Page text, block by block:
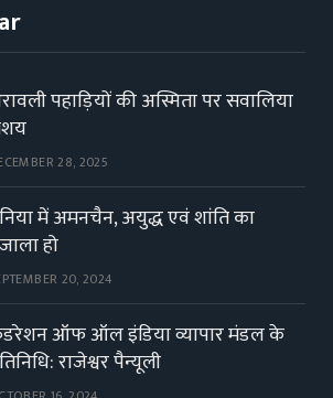
पहाड़ियों की अस्मिता पर सवालिया
28, 2025
में अमनचैन, अयुद्ध एवं शांति का
हो
20, 2024
ऑफ ऑल इंडिया व्यापार मंडल के
राजेश्वर पैन्यूली